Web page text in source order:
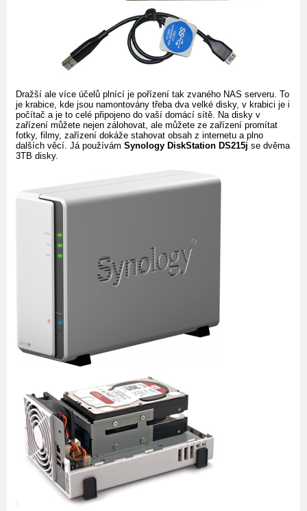
Dražší ale více účelů plnící je pořízení tak zvaného NAS serveru. To
je krabice, kde jsou namontovány třeba dva velké disky, v krabici je i
počítač a je to celé připojeno do vaší domácí sítě. Na disky v
zařízení můžete nejen zálohovat, ale můžete ze zařízení promítat
fotky, filmy, zařízení dokáže stahovat obsah z internetu a plno
dalších věcí. Já používám Synology DiskStation DS215j se dvěma
3TB disky.